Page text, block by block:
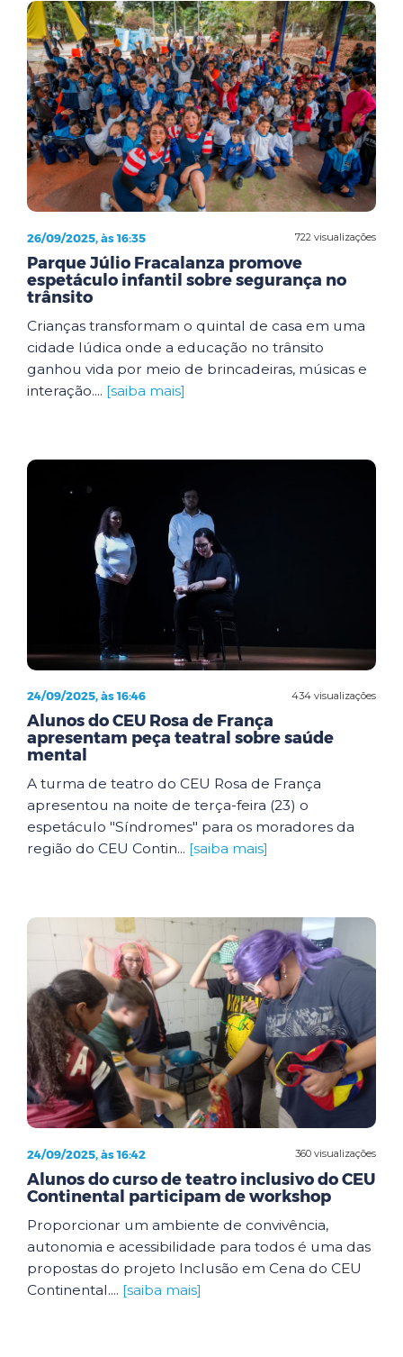
722 visualizações
26/09/2025, às 16:35
Parque Júlio Fracalanza promove
espetáculo infantil sobre segurança no
trânsito
Crianças transformam o quintal de casa em uma
cidade lúdica onde a educação no trânsito
ganhou vida por meio de brincadeiras, músicas e
interação.... [saiba mais]
434 visualizações
24/09/2025, às 16:46
Alunos do CEU Rosa de França
apresentam peça teatral sobre saúde
mental
A turma de teatro do CEU Rosa de França
apresentou na noite de terça-feira (23) o
espetáculo "Síndromes" para os moradores da
região do CEU Contin... [saiba mais]
360 visualizações
24/09/2025, às 16:42
Alunos do curso de teatro inclusivo do CEU
Continental participam de workshop
Proporcionar um ambiente de convivência,
autonomia e acessibilidade para todos é uma das
propostas do projeto Inclusão em Cena do CEU
Continental.... [saiba mais]